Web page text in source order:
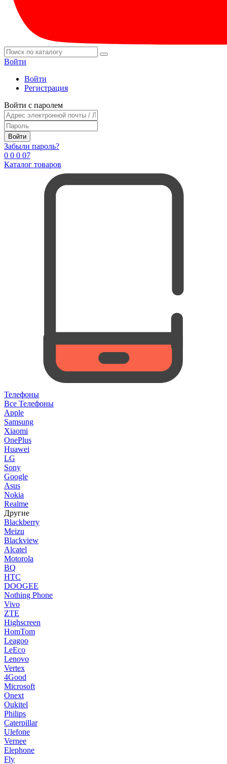
Войти
Войти
Регистрация
Войти с паролем
Войти
Забыли пароль?
0 0 0 07
Каталог товаров
Телефоны
Все Телефоны
Apple
Samsung
Xiaomi
OnePlus
Huawei
LG
Sony
Google
Asus
Nokia
Realme
Другие
Blackberry
Meizu
Blackview
Alcatel
Motorola
BQ
HTC
DOOGEE
Nothing Phone
Vivo
ZTE
Highscreen
HomTom
Leagoo
LeEco
Lenovo
Vertex
4Good
Microsoft
Onext
Oukitel
Philips
Caterpillar
Ulefone
Vernee
Elephone
Fly